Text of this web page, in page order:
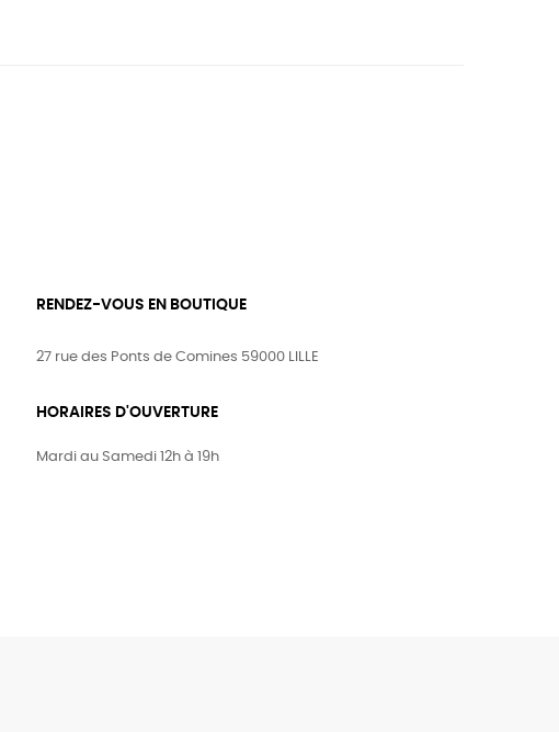
RENDEZ-VOUS EN BOUTIQUE
27 rue des Ponts de Comines 59000 LILLE
HORAIRES D'OUVERTURE
Mardi au Samedi 12h à 19h